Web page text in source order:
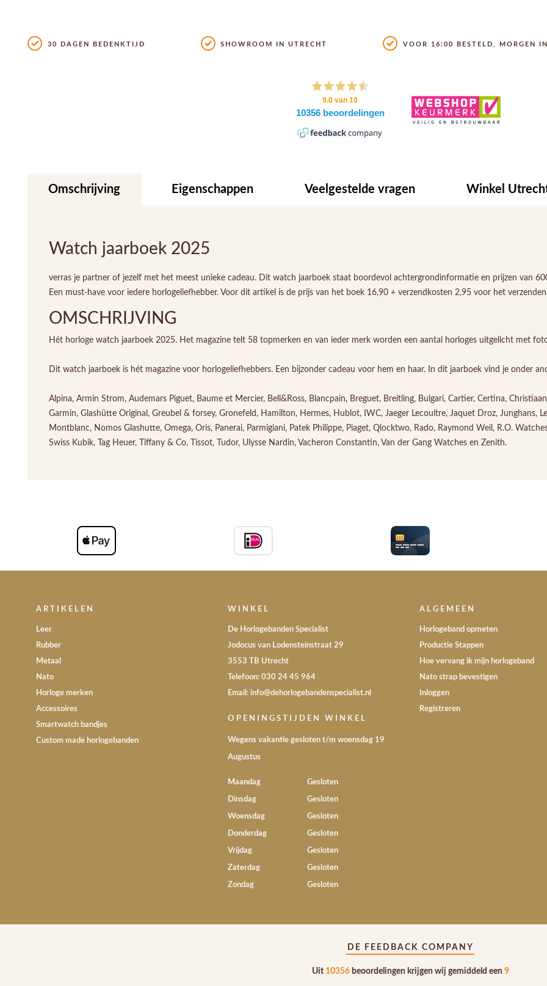
30 DAGEN BEDENKTIJD SHOWROOM IN UTRECHT VOOR 16:00 BESTELD, MORGEN
Omschrijving Eigenschappen Veelgestelde vragen Winkel
Watch jaarboek 2025
verras je partner of jezelf met het meest unieke cadeau. Dit watch jaarboek staat boordevol achtergrondinformatie en prijzen van
Een must-have voor iedere horlogeliefhebber. Voor dit artikel is de prijs van het boek 16,90 + verzendkosten 2,95 voor het
OMSCHRIJVING
Hét horloge watch jaarboek 2025. Het magazine telt 58 topmerken en van ieder merk worden een aantal horloges uitgelicht met
Dit watch jaarboek is hét magazine voor horlogeliefhebbers. Een bijzonder cadeau voor hem en haar. In dit jaarboek vind je onder
Alpina, Armin Strom, Audemars Piguet, Baume et Mercier, Bell&Ross, Blancpain, Breguet, Breitling, Bulgari, Cartier, Certina,
Garmin, Glashütte Original, Greubel & forsey, Gronefeld, Hamilton, Hermes, Hublot, IWC, Jaeger Lecoultre, Jaquet Droz, Junghans,
Montblanc, Nomos Glashutte, Omega, Oris, Panerai, Parmigiani, Patek Philippe, Piaget, Qlocktwo, Rado, Raymond Weil, R.O.
Swiss Kubik, Tag Heuer, Tiffany & Co, Tissot, Tudor, Ulysse Nardin, Vacheron Constantin, Van der Gang Watches en Zenith.
ARTIKELEN
Leer
Rubber
Metaal
Nato
Horloge merken
Accessoires
Smartwatch bandjes
Custom made horlogebanden
WINKEL
De Horlogebanden Specialist
Jodocus van Lodensteinstraat 29
3553 TB Utrecht
Telefoon: 030 24 45 964
Email: info@dehorlogebandenspecialist.nl
OPENINGSTIJDEN WINKEL
Wegens vakantie gesloten t/m woensdag 19
Augustus
Maandag Gesloten
Dinsdag Gesloten
Woensdag Gesloten
Donderdag Gesloten
Vrijdag Gesloten
Zaterdag Gesloten
Zondag Gesloten
ALGEMEEN
Horlogeband opmeten
Productie Stappen
Hoe vervang ik mijn horlogeband
Nato strap bevestigen
Inloggen
Registreren
DE FEEDBACK COMPANY
Uit 10356beoordelingen krijgen wij gemiddeld een 9